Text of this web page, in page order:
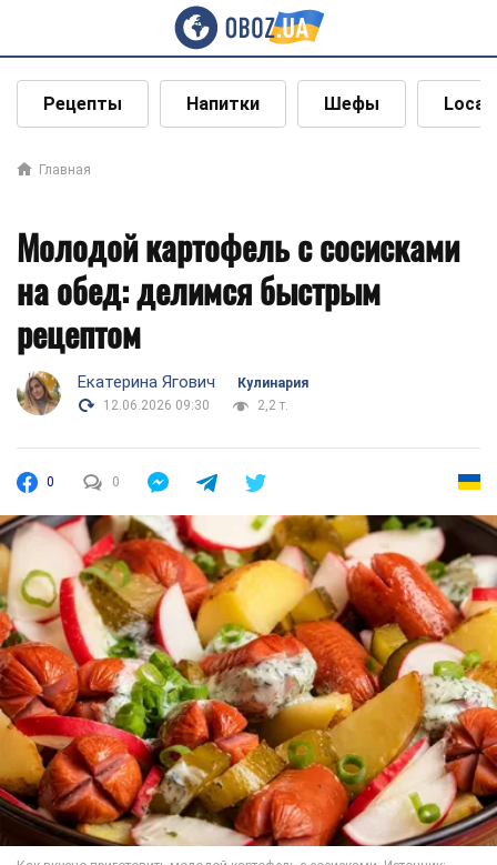
Рецепты Напитки Шефы Local
Главная
Молодой картофель с сосисками
на обед: делимся быстрым
рецептом
Екатерина Ягович
Кулинария
12.06.2026 09:30
2,2 т.
0 0